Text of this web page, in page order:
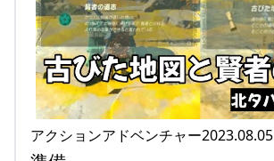
アクションアドベンチャー2023.08.05